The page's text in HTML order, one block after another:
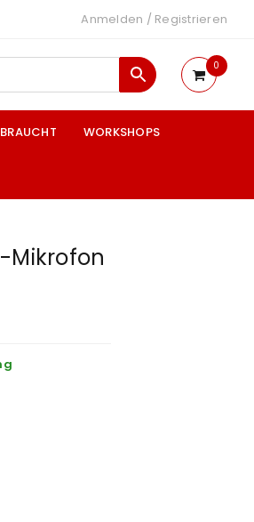
Anmelden / Registrieren
0
WORKSHOPS
Mikrofon